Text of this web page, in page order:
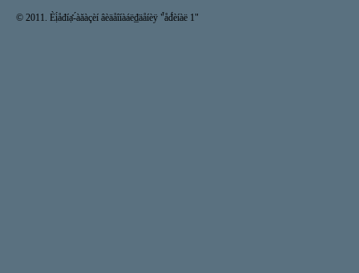
© 2011. Èị́åđíạ̊-́àăàçèí âèäåîíàáë₫äåíèÿ "̉åđ́èíàë 1"